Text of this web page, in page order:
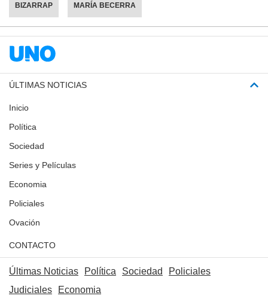
BIZARRAP MARÍA BECERRA
ÚLTIMAS NOTICIAS
Inicio
Política
Sociedad
Series y Películas
Economia
Policiales
Ovación
CONTACTO
Últimas Noticias Política Sociedad
Policiales
Judiciales
Economia